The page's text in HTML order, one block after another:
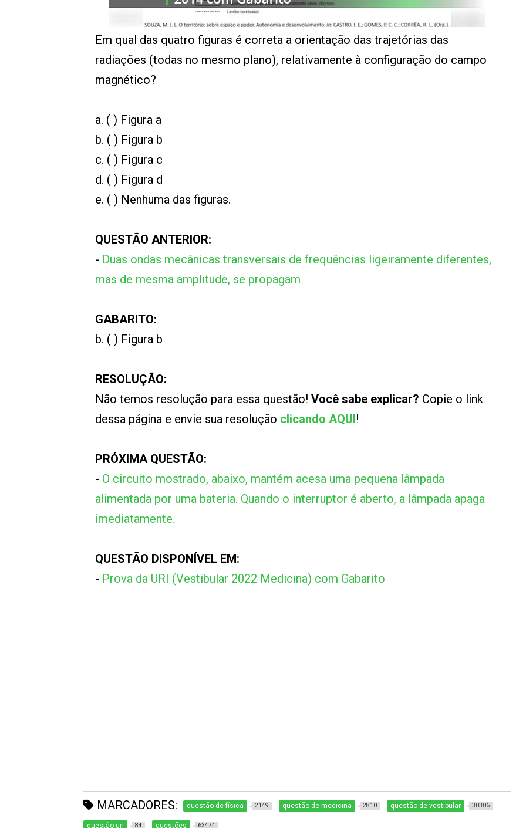
Em qual das quatro figuras é correta a orientação das trajetórias das
radiações (todas no mesmo plano), relativamente à configuração do campo
magnético?
a. ( ) Figura a
b. ( ) Figura b
c. ( ) Figura c
d. ( ) Figura d
e. ( ) Nenhuma das figuras.
QUESTÃO ANTERIOR:
- Duas ondas mecânicas transversais de frequências ligeiramente diferentes,
mas de mesma amplitude, se propagam
GABARITO:
b. ( ) Figura b
RESOLUÇÃO:
Não temos resolução para essa questão! Você sabe explicar? Copie o link
dessa página e envie sua resolução clicando AQUI!
PRÓXIMA QUESTÃO:
- O circuito mostrado, abaixo, mantém acesa uma pequena lâmpada
alimentada por uma bateria. Quando o interruptor é aberto, a lâmpada apaga
imediatamente.
QUESTÃO DISPONÍVEL EM:
- Prova da URI (Vestibular 2022 Medicina) com Gabarito
MARCADORES: questão de física 2149 questão de medicina 2810 questão de vestibular 30306
questão uri 84 questões 63474